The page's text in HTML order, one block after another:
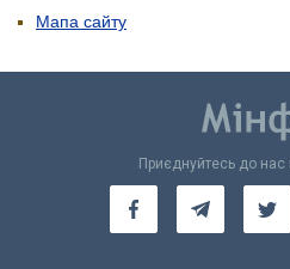
Мапа сайту
Приєднуйтесь до